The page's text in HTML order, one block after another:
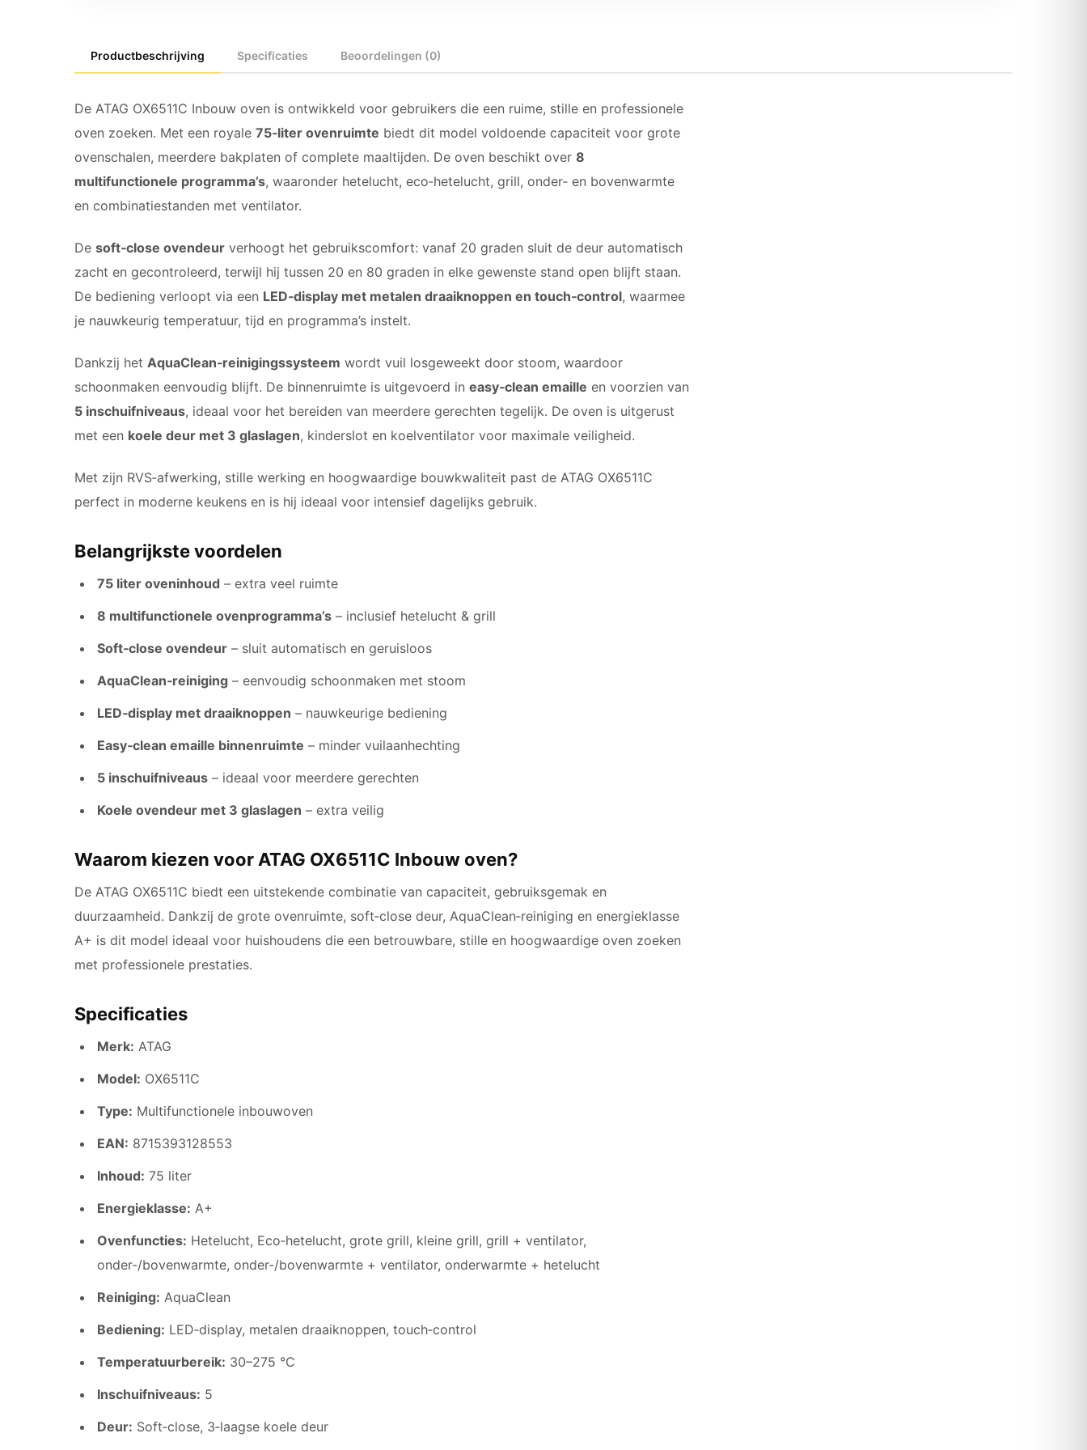
Productbeschrijving Specificaties Beoordelingen (0)
De ATAG OX6511C Inbouw oven is ontwikkeld voor gebruikers die een ruime, stille en professionele
oven zoeken. Met een royale 75‑liter ovenruimte biedt dit model voldoende capaciteit voor grote
ovenschalen, meerdere bakplaten of complete maaltijden. De oven beschikt over 8
multifunctionele programma’s, waaronder hetelucht, eco‑hetelucht, grill, onder‑ en bovenwarmte
en combinatiestanden met ventilator.
De soft‑close ovendeur verhoogt het gebruikscomfort: vanaf 20 graden sluit de deur automatisch
zacht en gecontroleerd, terwijl hij tussen 20 en 80 graden in elke gewenste stand open blijft staan.
De bediening verloopt via een LED‑display met metalen draaiknoppen en touch‑control, waarmee
je nauwkeurig temperatuur, tijd en programma’s instelt.
Dankzij het AquaClean‑reinigingssysteem wordt vuil losgeweekt door stoom, waardoor
schoonmaken eenvoudig blijft. De binnenruimte is uitgevoerd in easy‑clean emaille en voorzien van
5 inschuifniveaus, ideaal voor het bereiden van meerdere gerechten tegelijk. De oven is uitgerust
met een koele deur met 3 glaslagen, kinderslot en koelventilator voor maximale veiligheid.
Met zijn RVS‑afwerking, stille werking en hoogwaardige bouwkwaliteit past de ATAG OX6511C
perfect in moderne keukens en is hij ideaal voor intensief dagelijks gebruik.
Belangrijkste voordelen
75 liter oveninhoud – extra veel ruimte
8 multifunctionele ovenprogramma’s – inclusief hetelucht & grill
Soft‑close ovendeur – sluit automatisch en geruisloos
AquaClean‑reiniging – eenvoudig schoonmaken met stoom
LED‑display met draaiknoppen – nauwkeurige bediening
Easy‑clean emaille binnenruimte – minder vuilaanhechting
5 inschuifniveaus – ideaal voor meerdere gerechten
Koele ovendeur met 3 glaslagen – extra veilig
Waarom kiezen voor ATAG OX6511C Inbouw oven?
De ATAG OX6511C biedt een uitstekende combinatie van capaciteit, gebruiksgemak en
duurzaamheid. Dankzij de grote ovenruimte, soft‑close deur, AquaClean‑reiniging en energieklasse
A+ is dit model ideaal voor huishoudens die een betrouwbare, stille en hoogwaardige oven zoeken
met professionele prestaties.
Specificaties
Merk: ATAG
Model: OX6511C
Type: Multifunctionele inbouwoven
EAN: 8715393128553
Inhoud: 75 liter
Energieklasse: A+
Ovenfuncties: Hetelucht, Eco‑hetelucht, grote grill, kleine grill, grill + ventilator,
onder-/bovenwarmte, onder-/bovenwarmte + ventilator, onderwarmte + hetelucht
Reiniging: AquaClean
Bediening: LED‑display, metalen draaiknoppen, touch‑control
Temperatuurbereik: 30–275 °C
Inschuifniveaus: 5
Deur: Soft‑close, 3‑laagse koele deur